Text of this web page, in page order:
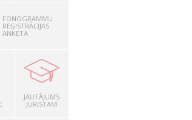
FONOGRAMMU
REĢISTRĀCIJAS
ANKETA
JAUTĀJUMS
JURISTAM